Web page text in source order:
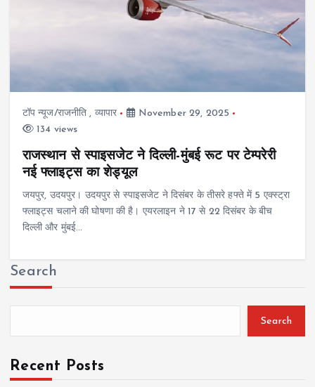
टॉप न्यूज/राजनीति , व्यापार
November 29, 2025
134 views
राजस्थान से स्पाइसजेट ने दिल्ली-मुंबई रूट पर टेम्परेरी
नई फ्लाइट्स का शेड्यूल
जयपुर, उदयपुर। उदयपुर से स्पाइसजेट ने दिसंबर के तीसरे हफ्ते में 5 एक्स्ट्रा
फ्लाइट्स चलाने की घोषणा की है। एयरलाइन ने 17 से 22 दिसंबर के बीच
दिल्ली और मुंबई…
Search
Search
Recent Posts